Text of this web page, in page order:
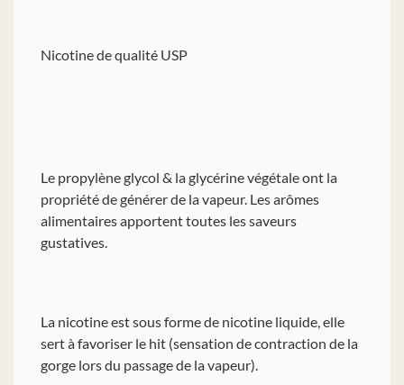
Nicotine de qualité USP
Le propylène glycol & la glycérine végétale ont la
propriété de générer de la vapeur. Les arômes
alimentaires apportent toutes les saveurs
gustatives.
La nicotine est sous forme de nicotine liquide, elle
sert à favoriser le hit (sensation de contraction de la
gorge lors du passage de la vapeur).